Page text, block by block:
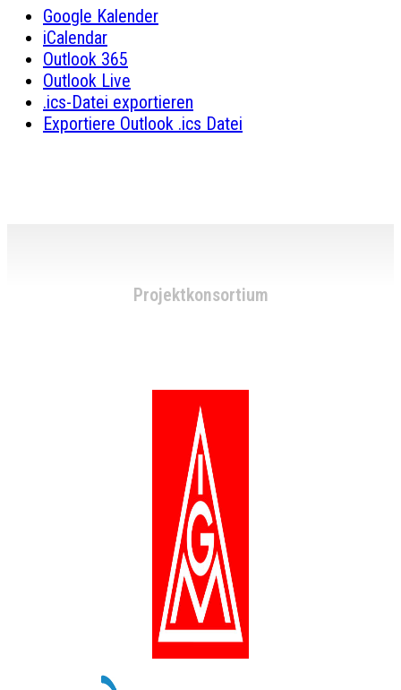
Google Kalender
iCalendar
Outlook 365
Outlook Live
.ics-Datei exportieren
Exportiere Outlook .ics Datei
Projektkonsortium